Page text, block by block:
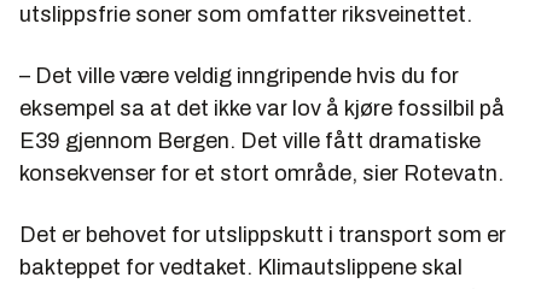
utslippsfrie soner som omfatter riksveinettet.
– Det ville være veldig inngripende hvis du for
eksempel sa at det ikke var lov å kjøre fossilbil på
E39 gjennom Bergen. Det ville fått dramatiske
konsekvenser for et stort område, sier Rotevatn.
Det er behovet for utslippskutt i transport som er
bakteppet for vedtaket. Klimautslippene skal